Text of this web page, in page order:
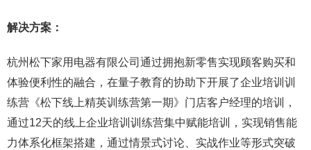
解决方案：
杭州松下家用电器有限公司通过拥抱新零售实现顾客购买和
体验便利性的融合，在量子教育的协助下开展了企业培训训
练营《松下线上精英训练营第一期》门店客户经理的培训，
通过12天的线上企业培训训练营集中赋能培训，实现销售能
力体系化框架搭建，通过情景式讨论、实战作业等形式突破